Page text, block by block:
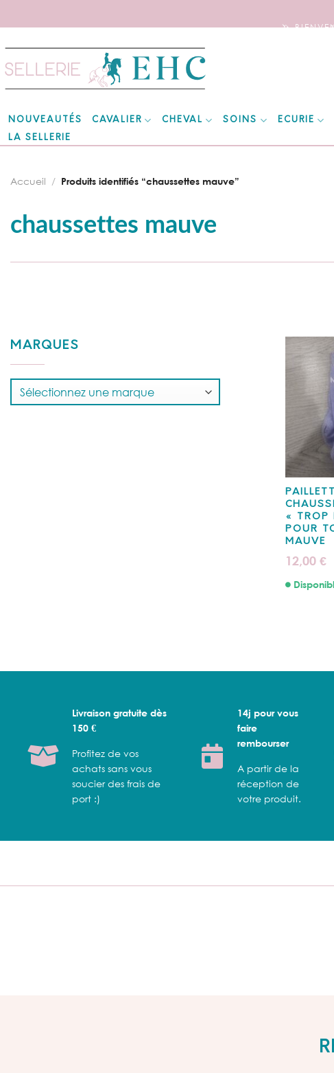
🦄
to
content
NOUVEAUTÉS CAVALIER CHEVAL SOINS ECURIE
LA SELLERIE
chaussettes mauve
Accueil / Produits identifiés “chaussettes mauve”
MARQUES
« TROP
POUR
MAUVE
12,00 €
Livraison gratuite dès
150 €
Profitez de vos
achats sans vous
soucier des frais de
port :)
14j pour vous
faire
rembourser
A partir de la
réception de
votre produit.